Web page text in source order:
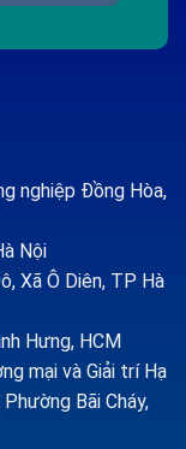
nghiệp Đồng Hòa,
Nội
Xã Ô Diên, TP Hà
Hưng, HCM
mại và Giải trí Hạ
Bãi Cháy,